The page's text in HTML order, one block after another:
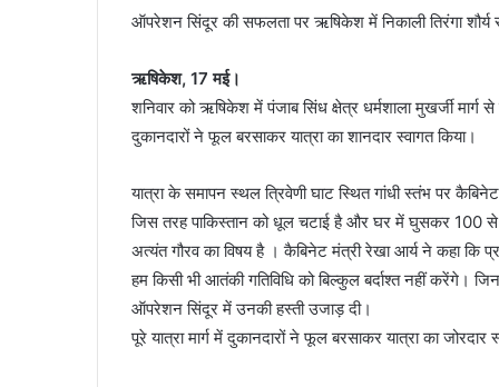
ऑपरेशन सिंदूर की सफलता पर ऋषिकेश में निकाली तिरंगा शौर्य
ऋषिकेश, 17 मई।
शनिवार को ऋषिकेश में पंजाब सिंध क्षेत्र धर्मशाला मुखर्जी मार्ग
दुकानदारों ने फूल बरसाकर यात्रा का शानदार स्वागत किया।
यात्रा के समापन स्थल त्रिवेणी घाट स्थित गांधी स्तंभ पर
जिस तरह पाकिस्तान को धूल चटाई है और घर में घुसकर 100 से
अत्यंत गौरव का विषय है । कैबिनेट मंत्री रेखा आर्य ने कहा कि
हम किसी भी आतंकी गतिविधि को बिल्कुल बर्दाश्त नहीं करेंगे।
ऑपरेशन सिंदूर में उनकी हस्ती उजाड़ दी।
पूरे यात्रा मार्ग में दुकानदारों ने फूल बरसाकर यात्रा का जोरदार